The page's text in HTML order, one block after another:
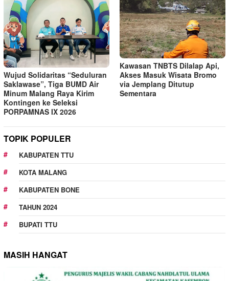
Wujud Solidaritas “Seduluran
Saklawase”, Tiga BUMD Air
Minum Malang Raya Kirim
Kontingen ke Seleksi
PORPAMNAS IX 2026
Kawasan TNBTS Dilalap Api,
Akses Masuk Wisata Bromo
via Jemplang Ditutup
Sementara
TOPIK POPULER
KABUPATEN TTU
KOTA MALANG
KABUPATEN BONE
TAHUN 2024
BUPATI TTU
MASIH HANGAT